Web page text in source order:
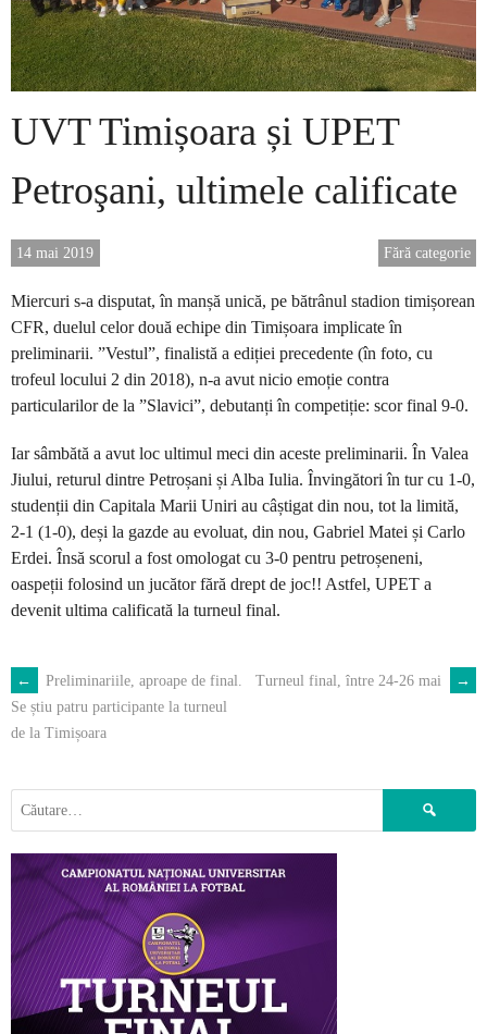
UVT Timișoara și UPET
Petroşani, ultimele calificate
Fără categorie
14 mai 2019
Miercuri s-a disputat, în manșă unică, pe bătrânul stadion timișorean
CFR, duelul celor două echipe din Timișoara implicate în
preliminarii. ”Vestul”, finalistă a ediției precedente (în foto, cu
trofeul locului 2 din 2018), n-a avut nicio emoție contra
particularilor de la ”Slavici”, debutanți în competiție: scor final 9-0.
Iar sâmbătă a avut loc ultimul meci din aceste preliminarii. În Valea
Jiului, returul dintre Petroșani și Alba Iulia. Învingători în tur cu 1-0,
studenții din Capitala Marii Uniri au câștigat din nou, tot la limită,
2-1 (1-0), deși la gazde au evoluat, din nou, Gabriel Matei și Carlo
Erdei. Însă scorul a fost omologat cu 3-0 pentru petroșeneni,
oaspeții folosind un jucător fără drept de joc!! Astfel, UPET a
devenit ultima calificată la turneul final.
POST
NAVIGATION
←
Preliminariile, aproape de final.
Se știu patru participante la turneul
de la Timișoara
Turneul final, între 24-26 mai →